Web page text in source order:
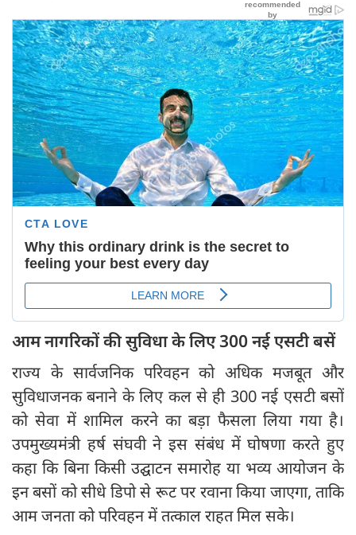
आम नागरिकों की सुविधा के लिए 300 नई एसटी बसें
राज्य के सार्वजनिक परिवहन को अधिक मजबूत और
सुविधाजनक बनाने के लिए कल से ही 300 नई एसटी बसों
को सेवा में शामिल करने का बड़ा फैसला लिया गया है।
उपमुख्यमंत्री हर्ष संघवी ने इस संबंध में घोषणा करते हुए
कहा कि बिना किसी उद्घाटन समारोह या भव्य आयोजन के
इन बसों को सीधे डिपो से रूट पर रवाना किया जाएगा, ताकि
आम जनता को परिवहन में तत्काल राहत मिल सके।